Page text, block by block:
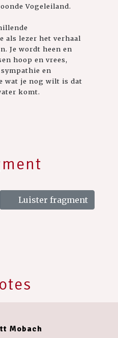
Vogeleiland.
als lezer het verhaal
Je wordt heen en
hoop en vrees,
en
wat je nog wilt is dat
komt.
Luister fragment
Mobach